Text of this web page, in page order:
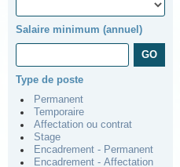
Salaire minimum (annuel)
Type de poste
Permanent
Temporaire
Affectation ou contrat
Stage
Encadrement - Permanent
Encadrement - Affectation